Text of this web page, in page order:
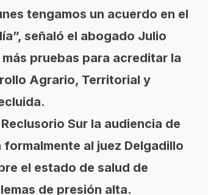
tengamos un acuerdo en el
señaló el abogado Julio
pruebas para acreditar la
Agrario, Territorial y
Sur la audiencia de
al juez Delgadillo
el estado de salud de
de presión alta.